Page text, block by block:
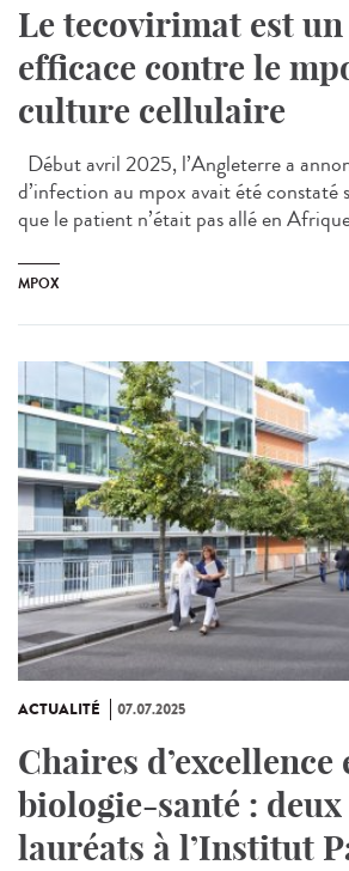
Le tecovirimat est
efficace contre le
culture cellulaire
Début avril 2025, l’Angleterre a
d’infection au mpox avait été constaté
que le patient n’était pas allé en
MPOX
ACTUALITÉ 07.07.2025
Chaires d’excellence
biologie-santé :
lauréats à l’Institut